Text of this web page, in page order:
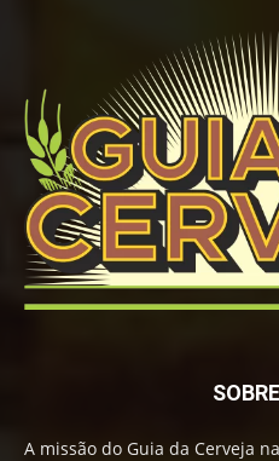
A missão do Guia da Cerveja